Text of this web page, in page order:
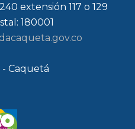
extensión 117 o 129
180001
Caquetá